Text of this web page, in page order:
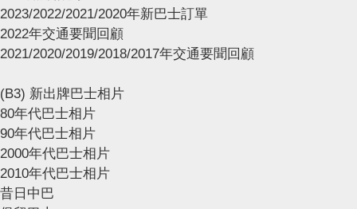
2023/2022/2021/2020年新巴士訂單
2022年交通要聞回顧
2021/2020/2019/2018/2017年交通要聞回顧
(B3) 新出牌巴士相片
80年代巴士相片
90年代巴士相片
2000年代巴士相片
2010年代巴士相片
昔日中巴